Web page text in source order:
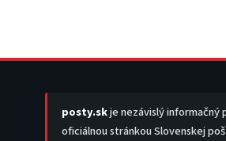
posty.skje nezávislý informačný
oficiálnou stránkou Slovenskej